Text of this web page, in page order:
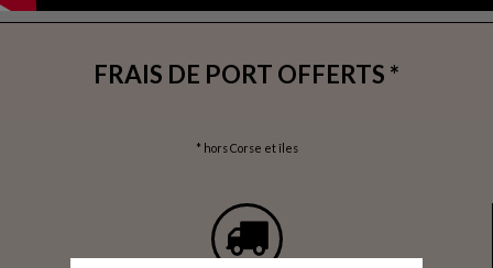
FRAIS DE PORT OFFERTS *
* hors Corse et îles